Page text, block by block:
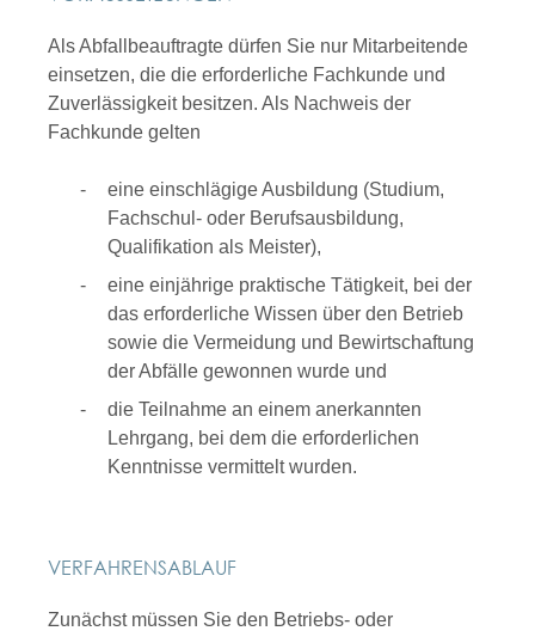
Als Abfallbeauftragte dürfen Sie nur Mitarbeitende
einsetzen, die die erforderliche Fachkunde und
Zuverlässigkeit besitzen. Als Nachweis der
Fachkunde gelten
eine einschlägige Ausbildung (Studium,
Fachschul- oder Berufsausbildung,
Qualifikation als Meister),
eine einjährige praktische Tätigkeit, bei der
das erforderliche Wissen über den Betrieb
sowie die Vermeidung und Bewirtschaftung
der Abfälle gewonnen wurde und
die Teilnahme an einem anerkannten
Lehrgang, bei dem die erforderlichen
Kenntnisse vermittelt wurden.
VERFAHRENSABLAUF
Zunächst müssen Sie den Betriebs- oder